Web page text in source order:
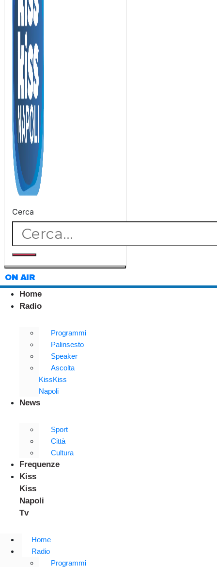
Cerca
ON AIR
Home
Radio
Programmi
Palinsesto
Speaker
Ascolta
KissKiss
Napoli
News
Sport
Città
Cultura
Frequenze
Kiss
Kiss
Napoli
Tv
Home
Radio
Programmi